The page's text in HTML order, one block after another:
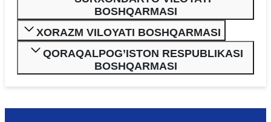
BOSHQARMASI
XORAZM VILOYATI BOSHQARMASI
QORAQALPOG’ISTON RESPUBLIKASI
BOSHQARMASI